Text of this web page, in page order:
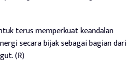
terus memperkuat keandalan
secara bijak sebagai bagian dari
(R)